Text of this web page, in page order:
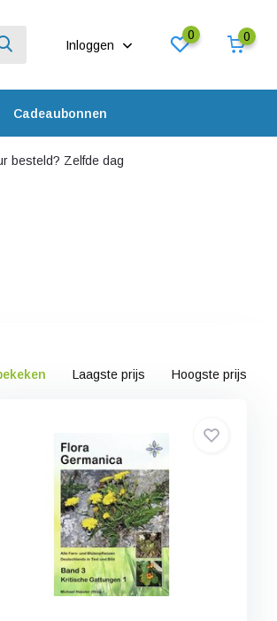
Inloggen
0 0
Cadeaubonnen
besteld? Zelfde dag
Laagste prijs Hoogste prijs